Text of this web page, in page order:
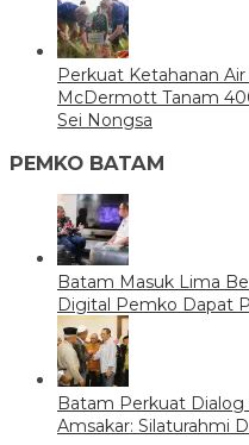
Perkuat Ketahanan
McDermott Tanam
Sei Nongsa
PEMKO BATAM
Batam Masuk Lima
Digital Pemko Dapat
Batam Perkuat Dialog
Amsakar: Silaturahmi